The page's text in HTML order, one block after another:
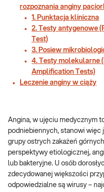
rozpoznania anginy
1. Punktacja kliniczna
2. Testy antygenowe
Test)
3. Posiew
4. Testy molekularne
Amplification Tests)
Leczenie anginy w ciąży
Angina, w ujęciu medycznym
podniebiennych, stanowi więc
grupy ostrych zakażeń
perspektywy etiologicznej,
lub bakteryjne. U osób
zdecydowanej większości
odpowiedzialne są wirusy –